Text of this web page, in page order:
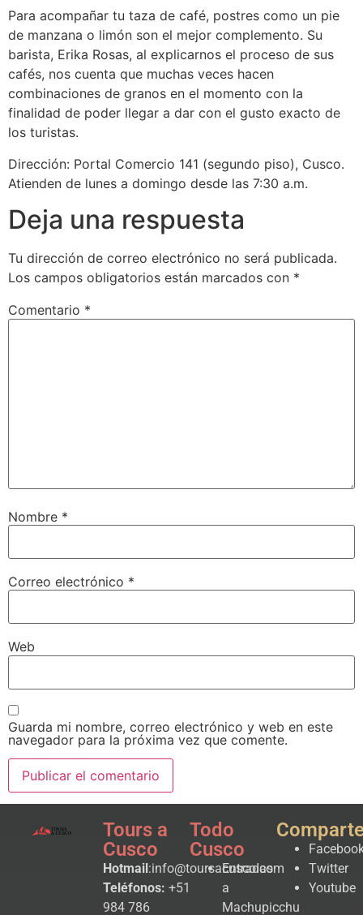
Para acompañar tu taza de café, postres como un pie
de manzana o limón son el mejor complemento. Su
barista, Erika Rosas, al explicarnos el proceso de sus
cafés, nos cuenta que muchas veces hacen
combinaciones de granos en el momento con la
finalidad de poder llegar a dar con el gusto exacto de
los turistas.
Dirección: Portal Comercio 141 (segundo piso), Cusco.
Atienden de lunes a domingo desde las 7:30 a.m.
Deja una respuesta
Tu dirección de correo electrónico no será publicada.
Los campos obligatorios están marcados con *
Comentario *
Nombre *
Correo electrónico *
Web
Guarda mi nombre, correo electrónico y web en este
navegador para la próxima vez que comente.
Tours a
Cusco
Hotmail:info@toursacusco.com
Teléfonos: +51
984 786
Todo
Cusco
Entradas
a
Machupicchu
Twitter
Youtube